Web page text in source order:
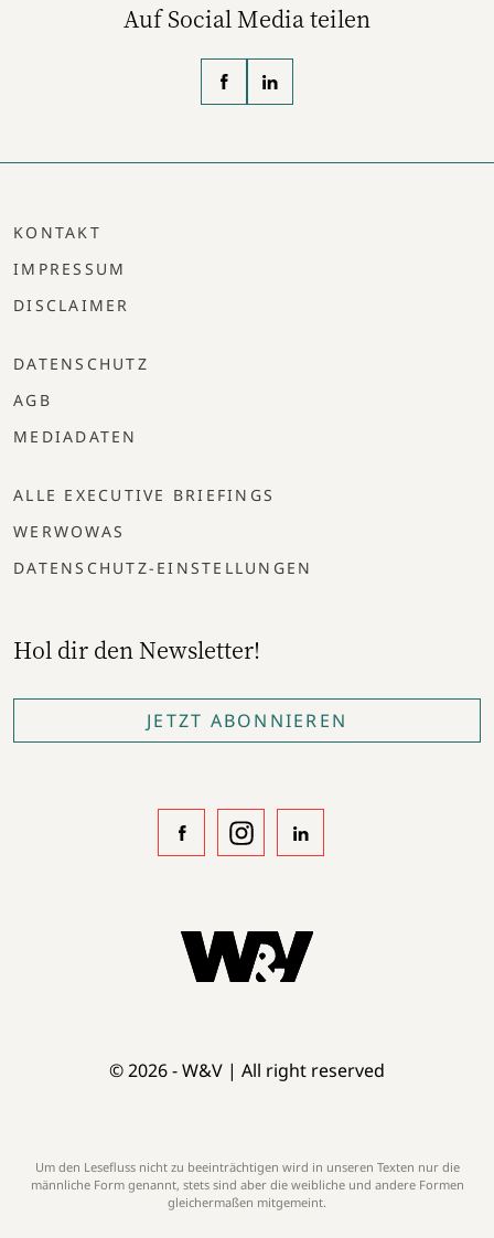
Auf Social Media teilen
KONTAKT
IMPRESSUM
DISCLAIMER
DATENSCHUTZ
AGB
MEDIADATEN
ALLE EXECUTIVE BRIEFINGS
WERWOWAS
DATENSCHUTZ-EINSTELLUNGEN
Hol dir den Newsletter!
JETZT ABONNIEREN
© 2026 - W&V | All right reserved
Um den Lesefluss nicht zu beeinträchtigen wird in unseren Texten nur die
männliche Form genannt, stets sind aber die weibliche und andere Formen
gleichermaßen mitgemeint.